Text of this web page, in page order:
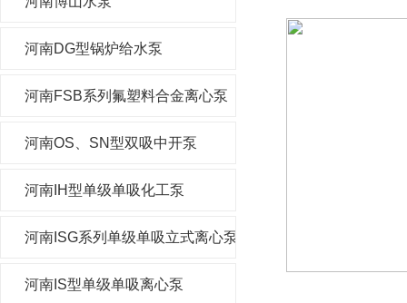
河南DG型锅炉给水泵
河南FSB系列氟塑料合金离心泵
河南OS、SN型双吸中开泵
河南IH型单级单吸化工泵
河南ISG系列单级单吸立式离心泵
河南IS型单级单吸离心泵